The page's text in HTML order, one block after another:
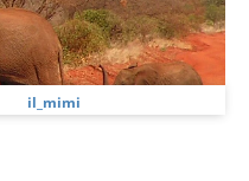
il_mimi